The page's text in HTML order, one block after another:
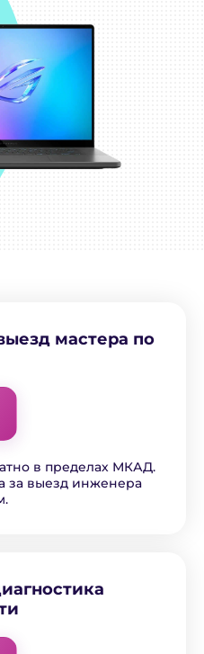
мастера по
в пределах МКАД.
за выезд инженера